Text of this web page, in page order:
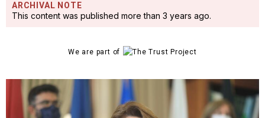
ARCHIVAL NOTE
This content was published more than 3 years ago.
We are part of